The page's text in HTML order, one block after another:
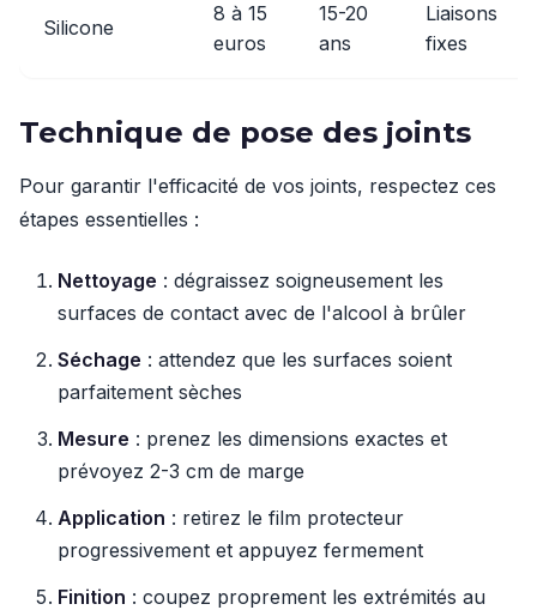
Silicone
8 à 15
euros
15-20
ans
Liaisons
fixes
Technique de pose des joints
Pour garantir l'efficacité de vos joints, respectez ces
étapes essentielles :
Nettoyage : dégraissez soigneusement les
surfaces de contact avec de l'alcool à brûler
Séchage : attendez que les surfaces soient
parfaitement sèches
Mesure : prenez les dimensions exactes et
prévoyez 2-3 cm de marge
Application : retirez le film protecteur
progressivement et appuyez fermement
Finition : coupez proprement les extrémités au